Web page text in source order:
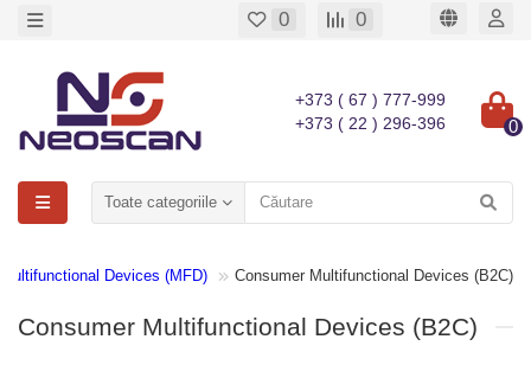
0 0
+373 ( 67 ) 777-999
+373 ( 22 ) 296-396
0
Toate categoriile
Multifunctional Devices (MFD) Consumer Multifunctional Devices (B2C)
Consumer Multifunctional Devices (B2C)